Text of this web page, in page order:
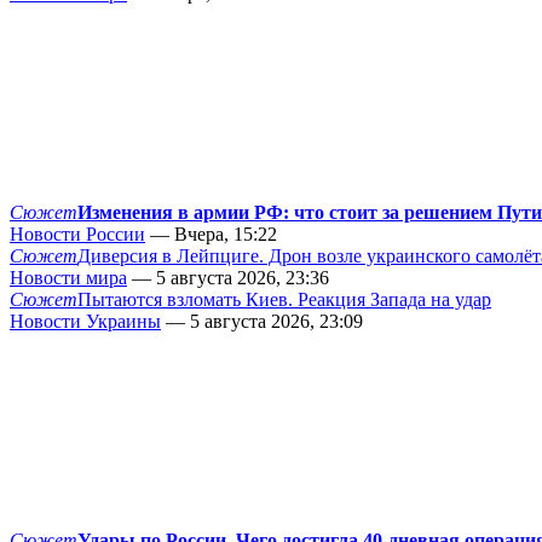
СюжетИзменения в армии РФ: что стоит за решением
Новости России — Вчера, 15:22
СюжетДиверсия в Лейпциге. Дрон возле украинского
Новости мира — 5 августа 2026, 23:36
СюжетПытаются взломать Киев. Реакция Запада на удар
Новости Украины — 5 августа 2026, 23:09